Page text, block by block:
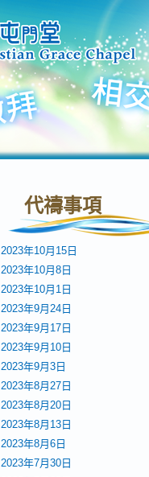
代禱事項
2023年10月15日
2023年10月8日
2023年10月1日
2023年9月24日
2023年9月17日
2023年9月10日
2023年9月3日
2023年8月27日
2023年8月20日
2023年8月13日
2023年8月6日
2023年7月30日